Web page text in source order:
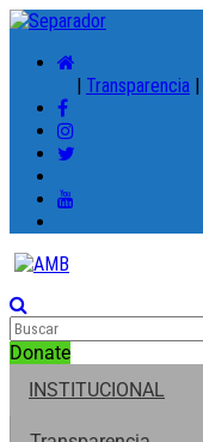
| Transparencia |
Donate
INSTITUCIONAL